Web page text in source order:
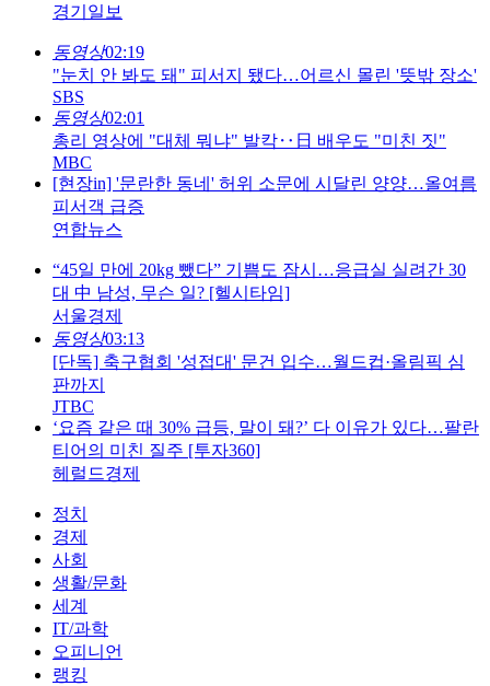
경기일보
동영상02:19
"눈치 안 봐도 돼" 피서지 됐다…어르신 몰린 '뜻밖 장소'
SBS
동영상02:01
총리 영상에 "대체 뭐냐" 발칵‥日 배우도 "미친 짓"
MBC
[현장in] '문란한 동네' 허위 소문에 시달린 양양…올여름
피서객 급증
연합뉴스
“45일 만에 20kg 뺐다” 기쁨도 잠시…응급실 실려간 30
대 中 남성, 무슨 일? [헬시타임]
서울경제
동영상03:13
[단독] 축구협회 '성접대' 문건 입수…월드컵·올림픽 심
판까지
JTBC
‘요즘 같은 때 30% 급등, 말이 돼?’ 다 이유가 있다…팔란
티어의 미친 질주 [투자360]
헤럴드경제
정치
경제
사회
생활/문화
세계
IT/과학
오피니언
랭킹